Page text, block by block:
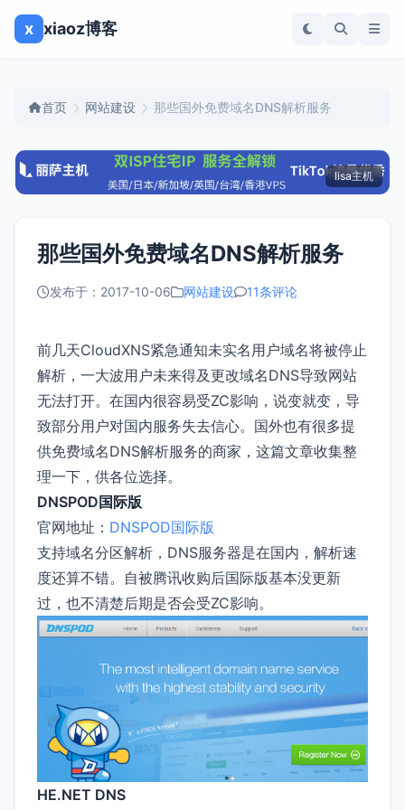
x xiaoz博客
首页 网站建设 那些国外免费域名DNS解析服务
lisa主机
那些国外免费域名DNS解析服务
发布于：2017-10-06 网站建设 11条评论
前几天CloudXNS紧急通知未实名用户域名将被停止
解析，一大波用户未来得及更改域名DNS导致网站
无法打开。在国内很容易受ZC影响，说变就变，导
致部分用户对国内服务失去信心。国外也有很多提
供免费域名DNS解析服务的商家，这篇文章收集整
理一下，供各位选择。
DNSPOD国际版
官网地址： DNSPOD国际版
支持域名分区解析，DNS服务器是在国内，解析速
度还算不错。自被腾讯收购后国际版基本没更新
过，也不清楚后期是否会受ZC影响。
HE.NET DNS